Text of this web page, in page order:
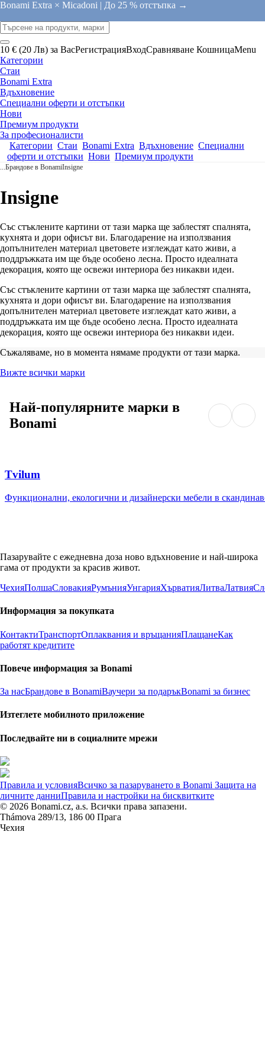
Bonami Extra × Micadoni | До 25 % отстъпка →
10 € (20 Лв) за ВасРегистрацияВходСравняване КошницаMenu
Категории
Стаи
Bonami Extra
Вдъхновение
Специални оферти и отстъпки
Нови
Премиум продукти
За професионалисти
Категории Стаи Bonami Extra Вдъхновение Специални
оферти и отстъпки Нови Премиум продукти
...Брандове в BonamiInsigne
Insigne
Със стъклените картини от тази марка ще заблестят спалнята,
кухнята и дори офисът ви. Благодарение на използвания
допълнителен материал цветовете изглеждат като живи, а
поддръжката им ще бъде особено лесна. Просто идеалната
декорация, която ще освежи интериора без никакви идеи.
Със стъклените картини от тази марка ще заблестят спалнята,
кухнята и дори офисът ви. Благодарение на използвания
допълнителен материал цветовете изглеждат като живи, а
поддръжката им ще бъде особено лесна. Просто идеалната
декорация, която ще освежи интериора без никакви идеи.
Съжаляваме, но в момента нямаме продукти от тази марка.
Вижте всички марки
Най-популярните марки в
Bonami
Tvilum
Функционални, екологични и дизайнерски мебели в
Пазарувайте с ежедневна доза ново вдъхновение и най-широка
гама от продукти за красив живот.
ЧехияПолшаСловакияРумънияУнгарияХърватияЛитваЛатвия
Информация за покупката
КонтактиТранспортОплаквания и връщанияПлащанеКак
работят кредитите
Повече информация за Bonami
За насБрандове в BonamiВаучери за подаръкBonami за бизнес
Изтеглете мобилното приложение
Последвайте ни в социалните мрежи
Правила и условияВсичко за пазаруването в Bonami Защита на
личните данниПравила и настройки на бисквитките
© 2026 Bonami.cz, a.s. Всички права запазени.
Thámova 289/13, 186 00 Прага
Чехия